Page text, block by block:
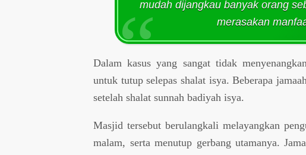
mudah dijangkau banyak orang
merasakan
Dalam kasus yang sangat tidak
untuk tutup selepas shalat isya. Beberapa
setelah shalat sunnah badiyah isya.
Masjid tersebut berulangkali melayangkan
malam, serta menutup gerbang utamanya.